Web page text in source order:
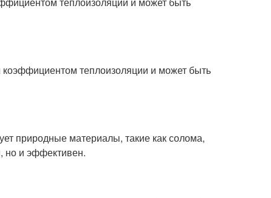
теплоизоляции и может быть
природные материалы, такие как солома,
но и эффективен.